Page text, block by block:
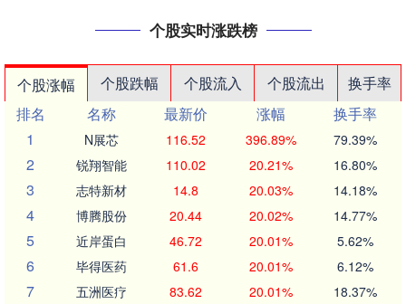
个股实时涨跌榜
个股涨幅 个股跌幅 个股流入 个股流出
换手率
排名
名称 最新价 涨幅
换手率
1
N展芯 116.52 396.89% 79.39%
2 锐翔智能 110.02 20.21% 16.80%
3 志特新材 14.8 20.03% 14.18%
4 博腾股份 20.44 20.02% 14.77%
5 近岸蛋白 46.72 20.01% 5.62%
6 毕得医药 61.6 20.01% 6.12%
7 五洲医疗 83.62 20.01% 18.37%